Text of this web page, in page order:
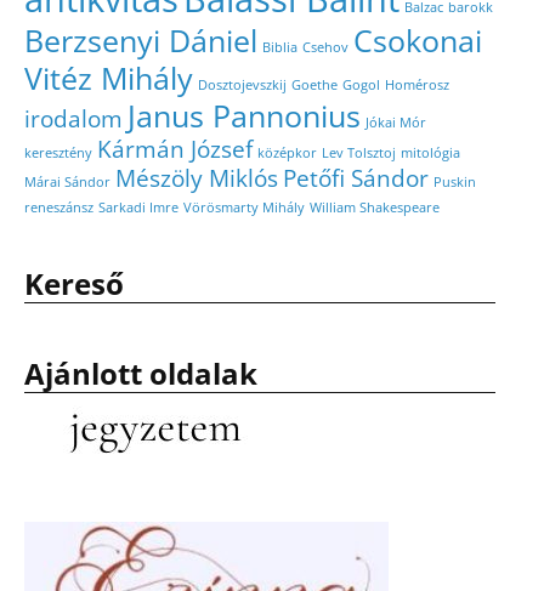
Balzac barokk
Berzsenyi Dániel Biblia Csehov Csokonai
Vitéz Mihály Dosztojevszkij Goethe Gogol Homérosz
irodalom Janus Pannonius Jókai Mór
keresztény Kármán József középkor Lev Tolsztoj mitológia
Márai Sándor Mészöly MiklósPetőfi Sándor Puskin
reneszánsz Sarkadi Imre Vörösmarty Mihály William Shakespeare
Kereső
Ajánlott oldalak